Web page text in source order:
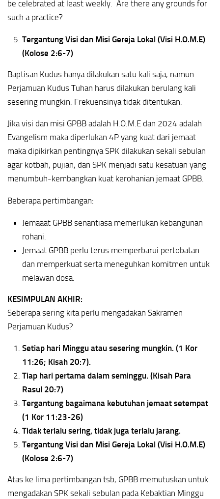
be celebrated at least weekly. Are there any grounds for
such a practice?
Tergantung Visi dan Misi Gereja Lokal (Visi H.O.M.E)
(Kolose 2:6-7)
Baptisan Kudus hanya dilakukan satu kali saja, namun
Perjamuan Kudus Tuhan harus dilakukan berulang kali
sesering mungkin. Frekuensinya tidak ditentukan.
Jika visi dan misi GPBB adalah H.O.M.E dan 2024 adalah
Evangelism maka diperlukan 4P yang kuat dari jemaat
maka dipikirkan pentingnya SPK dilakukan sekali sebulan
agar kotbah, pujian, dan SPK menjadi satu kesatuan yang
menumbuh-kembangkan kuat kerohanian jemaat GPBB.
Beberapa pertimbangan:
Jemaaat GPBB senantiasa memerlukan kebangunan
rohani.
Jemaat GPBB perlu terus memperbarui pertobatan
dan memperkuat serta meneguhkan komitmen untuk
melawan dosa.
KESIMPULAN AKHIR:
Seberapa sering kita perlu mengadakan Sakramen
Perjamuan Kudus?
Setiap hari Minggu atau sesering mungkin. (1 Kor
11:26; Kisah 20:7).
Tiap hari pertama dalam seminggu. (Kisah Para
Rasul 20:7)
Tergantung bagaimana kebutuhan jemaat setempat
(1 Kor 11:23-26)
Tidak terlalu sering, tidak juga terlalu jarang.
Tergantung Visi dan Misi Gereja Lokal (Visi H.O.M.E)
(Kolose 2:6-7)
Atas ke lima pertimbangan tsb, GPBB memutuskan untuk
mengadakan SPK sekali sebulan pada Kebaktian Minggu